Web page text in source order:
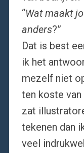
“Wat maakt
anders?”
Dat is best
ik het
mezelf niet
ten koste van
zat
tekenen dan
veel